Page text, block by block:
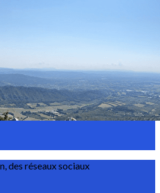
des réseaux sociaux